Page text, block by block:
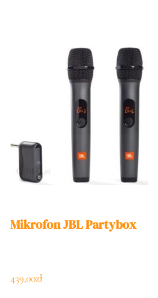
Mikrofon JBL Partybox
439,00zł